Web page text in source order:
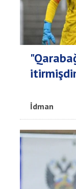
İdman